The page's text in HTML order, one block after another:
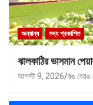
অন্যান্য সদ্য প্রকাশিত
ঝালকাঠির ভাসমান
আগস্ট 9, 2026 রঙ